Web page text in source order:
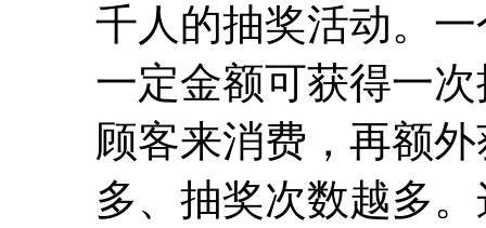
千人的抽奖活动。
一定金额可获得一
顾客来消费，再额
多、抽奖次数越多